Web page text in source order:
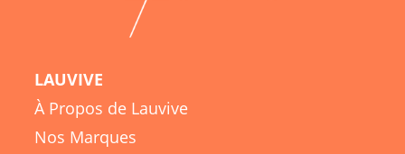
LAUVIVE
À Propos de Lauvive
Nos Marques